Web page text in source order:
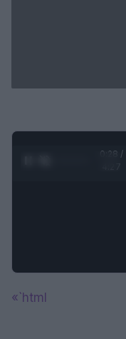
0:29 /
«`html